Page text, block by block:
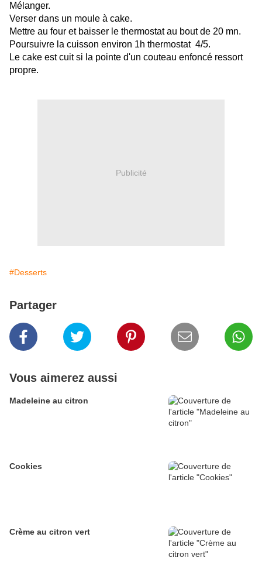
Mélanger.
Verser dans un moule à cake.
Mettre au four et baisser le thermostat au bout de 20 mn.
Poursuivre la cuisson environ 1h thermostat 4/5.
Le cake est cuit si la pointe d'un couteau enfoncé ressort
propre.
Publicité
#Desserts
Partager
Vous aimerez aussi
Madeleine au citron
Cookies
Crème au citron vert